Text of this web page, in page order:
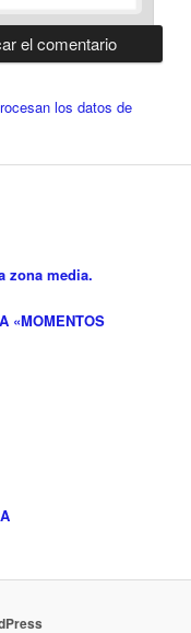
los datos de
zona media.
«MOMENTOS